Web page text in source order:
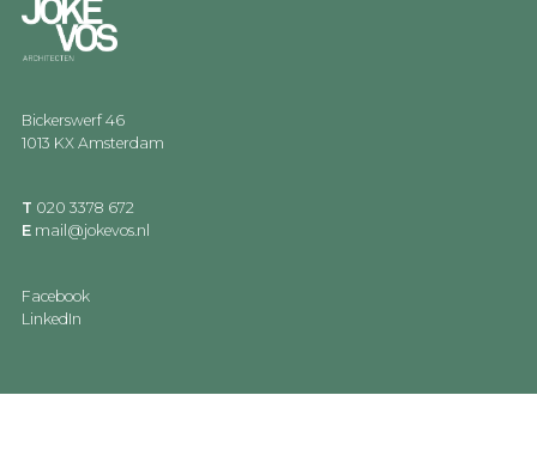
Bickerswerf 46
1013 KX Amsterdam
T 020 3378 672
E mail@jokevos.nl
Facebook
LinkedIn